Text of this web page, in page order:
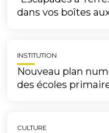
dans vos boîtes
INSTITUTION
Nouveau plan
des écoles
CULTURE